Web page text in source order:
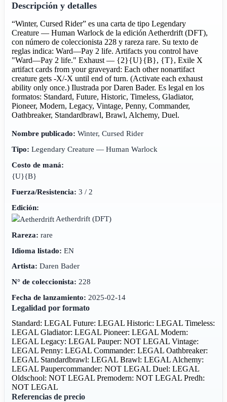
Descripción y detalles
“Winter, Cursed Rider” es una carta de tipo Legendary
Creature — Human Warlock de la edición Aetherdrift (DFT),
con número de coleccionista 228 y rareza rare. Su texto de
reglas indica: Ward—Pay 2 life. Artifacts you control have
"Ward—Pay 2 life." Exhaust — {2}{U}{B}, {T}, Exile X
artifact cards from your graveyard: Each other nonartifact
creature gets -X/-X until end of turn. (Activate each exhaust
ability only once.) Ilustrada por Daren Bader. Es legal en los
formatos: Standard, Future, Historic, Timeless, Gladiator,
Pioneer, Modern, Legacy, Vintage, Penny, Commander,
Oathbreaker, Standardbrawl, Brawl, Alchemy, Duel.
Nombre publicado: Winter, Cursed Rider
Tipo: Legendary Creature — Human Warlock
Costo de maná:
{U}{B}
Fuerza/Resistencia: 3 / 2
Edición:
Aetherdrift(DFT)
Rareza: rare
Idioma listado: EN
Artista: Daren Bader
N° de coleccionista: 228
Fecha de lanzamiento: 2025-02-14
Legalidad por formato
Standard: LEGALFuture: LEGALHistoric: LEGALTimeless:
LEGALGladiator: LEGALPioneer: LEGALModern:
LEGALLegacy: LEGALPauper: NOT LEGALVintage:
LEGALPenny: LEGALCommander: LEGALOathbreaker:
LEGAL Standardbrawl: LEGALBrawl: LEGAL Alchemy:
LEGALPaupercommander: NOT LEGALDuel: LEGAL
Oldschool: NOT LEGALPremodern: NOT LEGALPredh:
NOT LEGAL
Referencias de precio